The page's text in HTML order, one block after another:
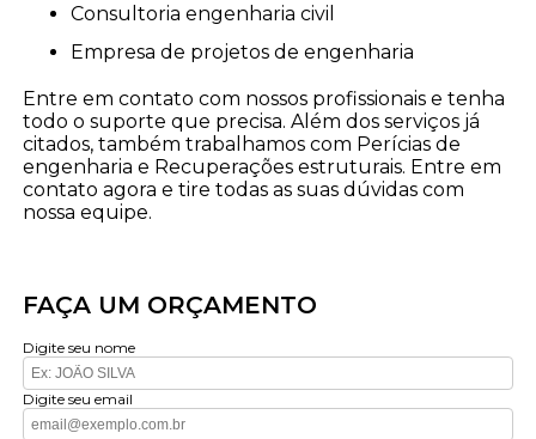
consultoria engenharia civil
empresa de projetos de engenharia
Entre em contato com nossos profissionais e tenha
todo o suporte que precisa. Além dos serviços já
citados, também trabalhamos com Perícias de
engenharia e Recuperações estruturais. Entre em
contato agora e tire todas as suas dúvidas com
nossa equipe.
FAÇA UM ORÇAMENTO
Digite seu nome
Digite seu email